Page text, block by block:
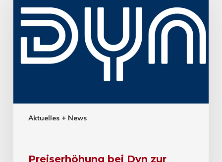
Aktuelles + News
Preiserhöhung bei Dyn zur